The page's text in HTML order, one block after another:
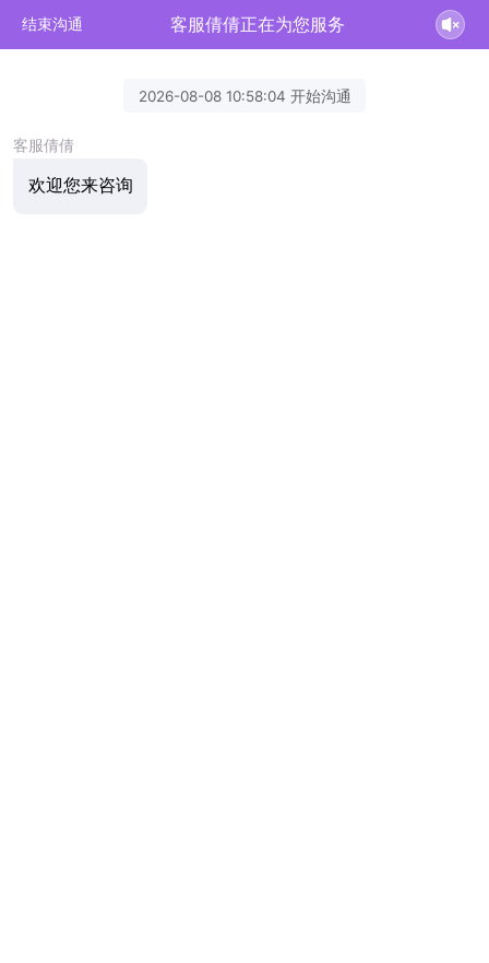
结束沟通 客服倩倩正在为您服务
2026-08-08 10:58:04 开始沟通
客服倩倩
欢迎您来咨询